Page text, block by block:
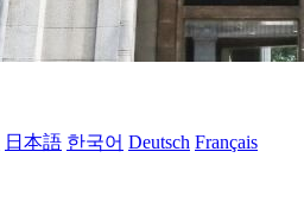
日本語 한국어 Deutsch Français